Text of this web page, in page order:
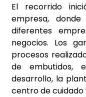
El recorrido
empresa,
diferentes
negocios. Los
procesos
de embutidos,
desarrollo, la
centro de cuidado